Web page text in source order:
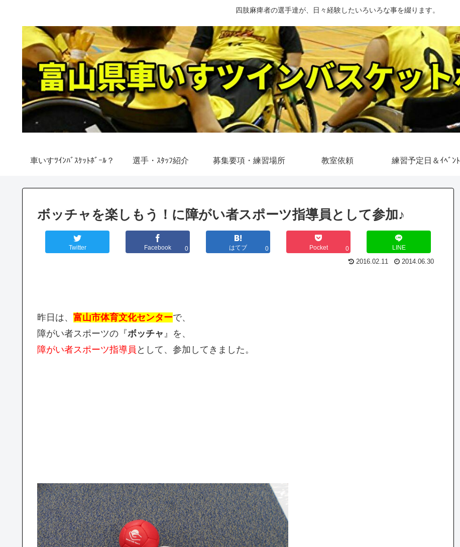
四肢麻痺者の選手達が、日々経験したいろいろな事を綴ります。
車いすﾂｲﾝﾊﾞｽｹｯﾄﾎﾞｰﾙ？ 選手・ｽﾀｯﾌ紹介 募集要項・練習場所 教室依頼 練習予定日＆ｲﾍﾞﾝﾄ
ボッチャを楽しもう！に障がい者スポーツ指導員として参加♪
Twitter Facebook 0 はてブ 0 Pocket 0 LINE
2016.02.11 2014.06.30
昨日は、 富山市体育文化センターで、
障がい者スポーツの『ボッチャ 』を、
障がい者スポーツ指導員 として、参加してきました。